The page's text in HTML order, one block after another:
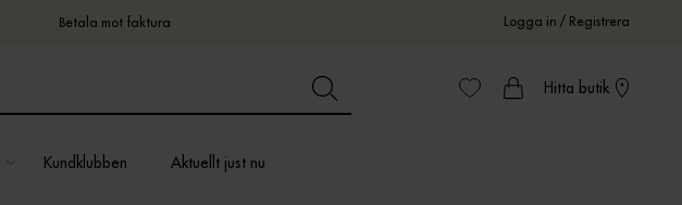
Betala mot faktura Logga in / Registrera
Hitta butik
Kundklubben Aktuellt just nu